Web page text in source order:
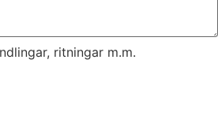
ritningar m.m.